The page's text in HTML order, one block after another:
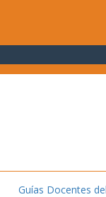
Guías Docentes